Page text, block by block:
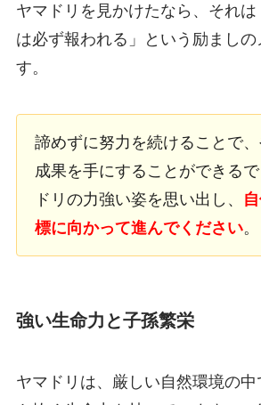
ヤマドリを見かけたなら、それ
は必ず報われる」という励まし
す。
諦めずに努力を続けることで
成果を手にすることができる
ドリの力強い姿を思い出し、
標に向かって進んでください。
強い生命力と子孫繁栄
ヤマドリは、厳しい自然環境の